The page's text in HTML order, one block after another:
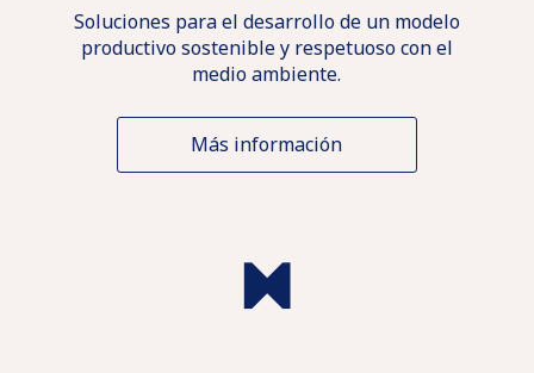
Soluciones para el desarrollo de un modelo
productivo sostenible y respetuoso con el
medio ambiente.
Más información